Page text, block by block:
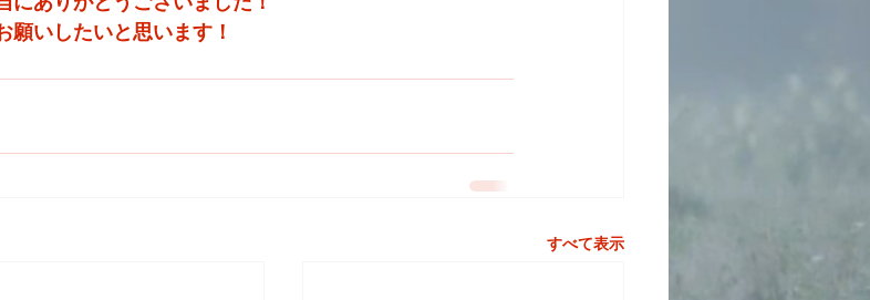
願いしたいと思います！
すべて表示